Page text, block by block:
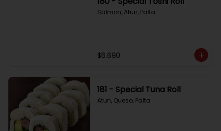
Salmon, Atun, Palta
$6.690
181 - Special Tuna Roll
Atun, Queso, Palta